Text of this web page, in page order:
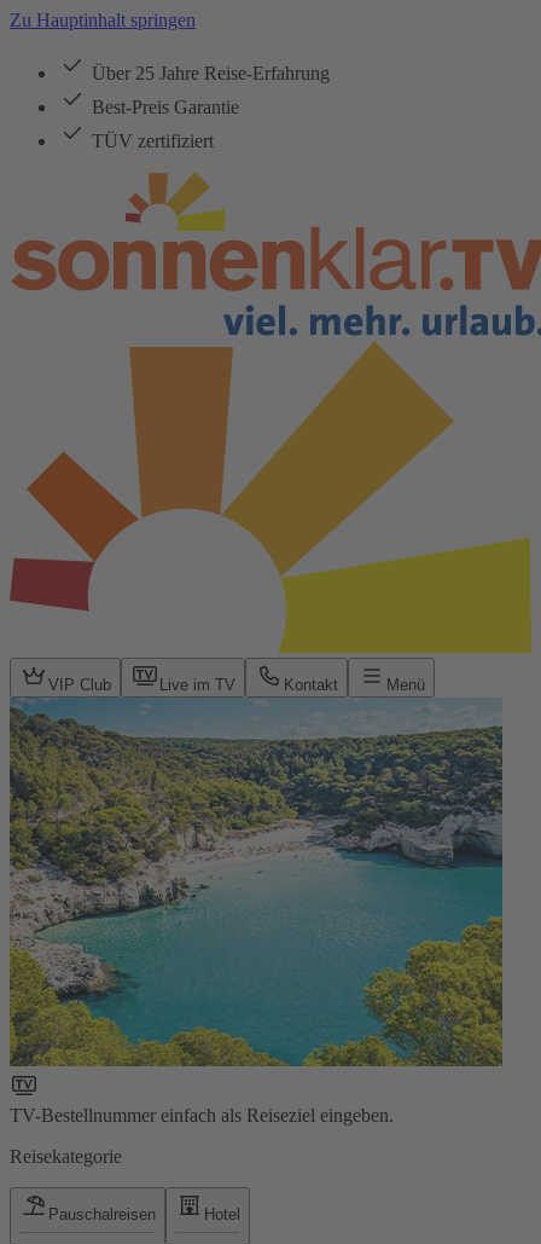
Zu Hauptinhalt springen
Über 25 Jahre Reise-Erfahrung
Best-Preis Garantie
TÜV zertifiziert
VIP Club Live im TV Kontakt Menü
TV-Bestellnummer einfach als Reiseziel eingeben.
Reisekategorie
Pauschalreisen Hotel